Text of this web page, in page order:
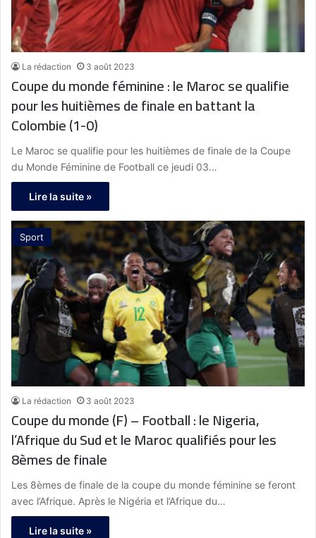
La rédaction 3 août 2023
Coupe du monde féminine : le Maroc se qualifie
pour les huitièmes de finale en battant la
Colombie (1-0)
Le Maroc se qualifie pour les huitièmes de finale de la Coupe
du Monde Féminine de Football ce jeudi 03…
Lire la suite »
Sport
La rédaction 3 août 2023
Coupe du monde (F) – Football : le Nigeria,
l’Afrique du Sud et le Maroc qualifiés pour les
8èmes de finale
Les 8èmes de finale de la coupe du monde féminine se feront
avec l’Afrique. Après le Nigéria et l’Afrique du…
Lire la suite »